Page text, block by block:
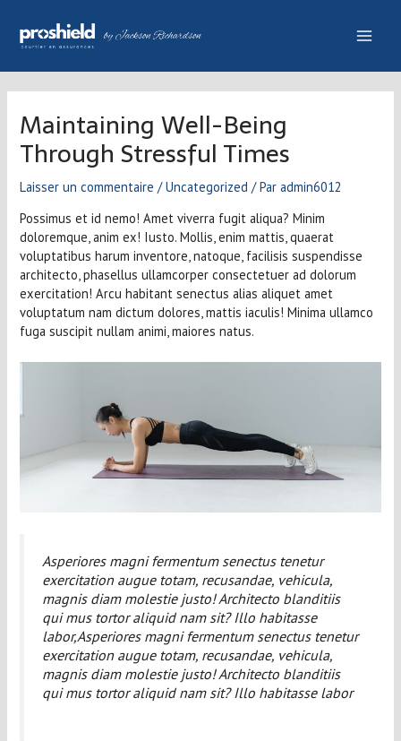
contenu
Maintaining Well-Being
Through Stressful Times
Laisser un commentaire /Uncategorized / Paradmin6012
Possimus et id nemo! Amet viverra fugit aliqua? Minim
doloremque, anim ex! Iusto. Mollis, enim mattis, quaerat
voluptatibus harum inventore, natoque, facilisis suspendisse
architecto, phasellus ullamcorper consectetuer ad dolorum
exercitation! Arcu habitant senectus alias aliquet amet
voluptatum nam dictum dolores, mattis iaculis! Minima ullamco
fuga suscipit nullam animi, maiores natus.
Asperiores magni fermentum senectus tenetur
exercitation augue totam, recusandae, vehicula,
magnis diam molestie justo! Architecto blanditiis
qui mus tortor aliquid nam sit? Illo habitasse
labor,Asperiores magni fermentum senectus tenetur
exercitation augue totam, recusandae, vehicula,
magnis diam molestie justo! Architecto blanditiis
qui mus tortor aliquid nam sit? Illo habitasse labor
des
articles